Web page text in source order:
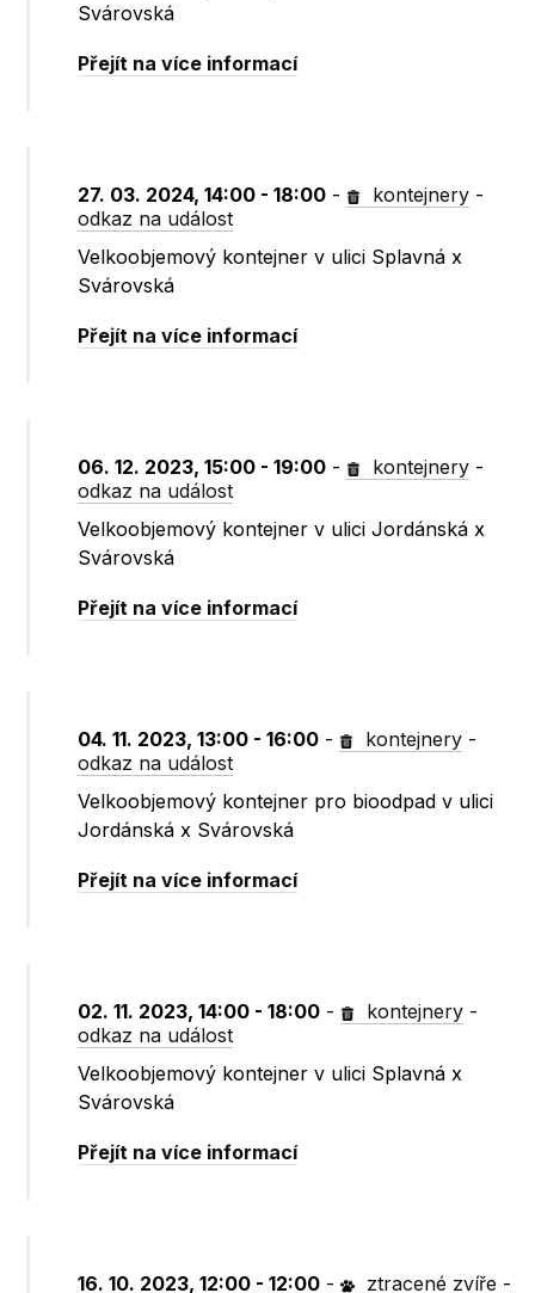
Svárovská
Přejít na více informací
27. 03. 2024, 14:00 - 18:00 - kontejnery -
odkaz na událost
Velkoobjemový kontejner v ulici Splavná x
Svárovská
Přejít na více informací
06. 12. 2023, 15:00 - 19:00 - kontejnery -
odkaz na událost
Velkoobjemový kontejner v ulici Jordánská x
Svárovská
Přejít na více informací
04. 11. 2023, 13:00 - 16:00 - kontejnery -
odkaz na událost
Velkoobjemový kontejner pro bioodpad v ulici
Jordánská x Svárovská
Přejít na více informací
02. 11. 2023, 14:00 - 18:00 - kontejnery -
odkaz na událost
Velkoobjemový kontejner v ulici Splavná x
Svárovská
Přejít na více informací
16. 10. 2023, 12:00 - 12:00 - ztracené zvíře -